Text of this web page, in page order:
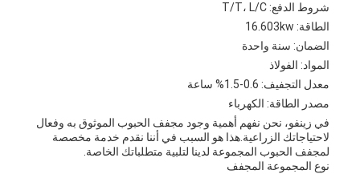
شروط الدفع: T/T، L/C
الطاقة: 16.603kw
الضمان: سنة واحدة
المواد: الفولاذ
معدل التجفيف: 0.6-1.5% ساعة
مصدر الطاقة: الكهرباء
في زينفو، نحن نفهم أهمية وجود مجفف الحبوب الموثوق به وفعال
لاحتياجاتك الزراعية.هذا هو السبب في أننا نقدم خدمة مخصصة
لمجفف الحبوب المجموعة لدينا لتلبية متطلباتك الخاصة.
نوع المجموعة المجفف